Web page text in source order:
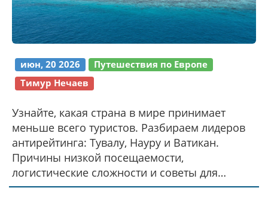
июн, 20 2026
Путешествия по Европе
Тимур Нечаев
Узнайте, какая страна в мире принимает
меньше всего туристов. Разбираем лидеров
антирейтинга: Тувалу, Науру и Ватикан.
Причины низкой посещаемости,
логистические сложности и советы для
смелых путешественников.